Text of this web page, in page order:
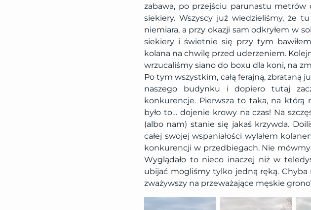
zabawa, po przejściu parunastu
siekiery. Wszyscy już wiedzieliśmy, że
niemiara, a przy okazji sam odkryłem w
siekiery i świetnie się przy tym
kolana na chwilę przed uderzeniem.
wrzucaliśmy siano do boxu dla koni, na
Po tym wszystkim, całą ferajną, zbrataną
naszego budynku i dopiero tutaj
konkurencje. Pierwsza to taka, na którą
było to… dojenie krowy na czas! Na
(albo nam) stanie się jakaś krzywda.
całej swojej wspaniałości wylałem
konkurencji w przedbiegach. Nie
Wyglądało to nieco inaczej niż w
ubijać mogliśmy tylko jedną ręką.
zważywszy na przeważające męskie